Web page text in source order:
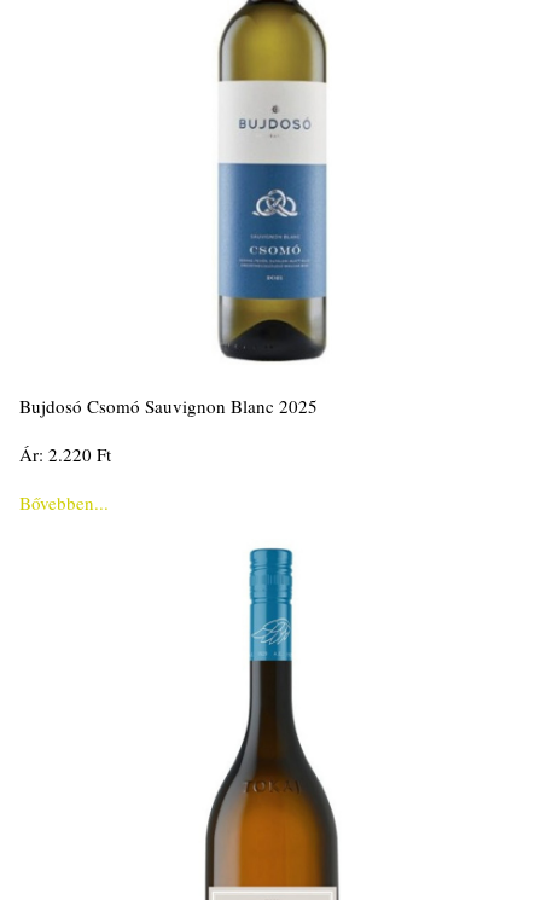
Bujdosó Csomó Sauvignon Blanc 2025
Ár: 2.220 Ft
Bővebben...